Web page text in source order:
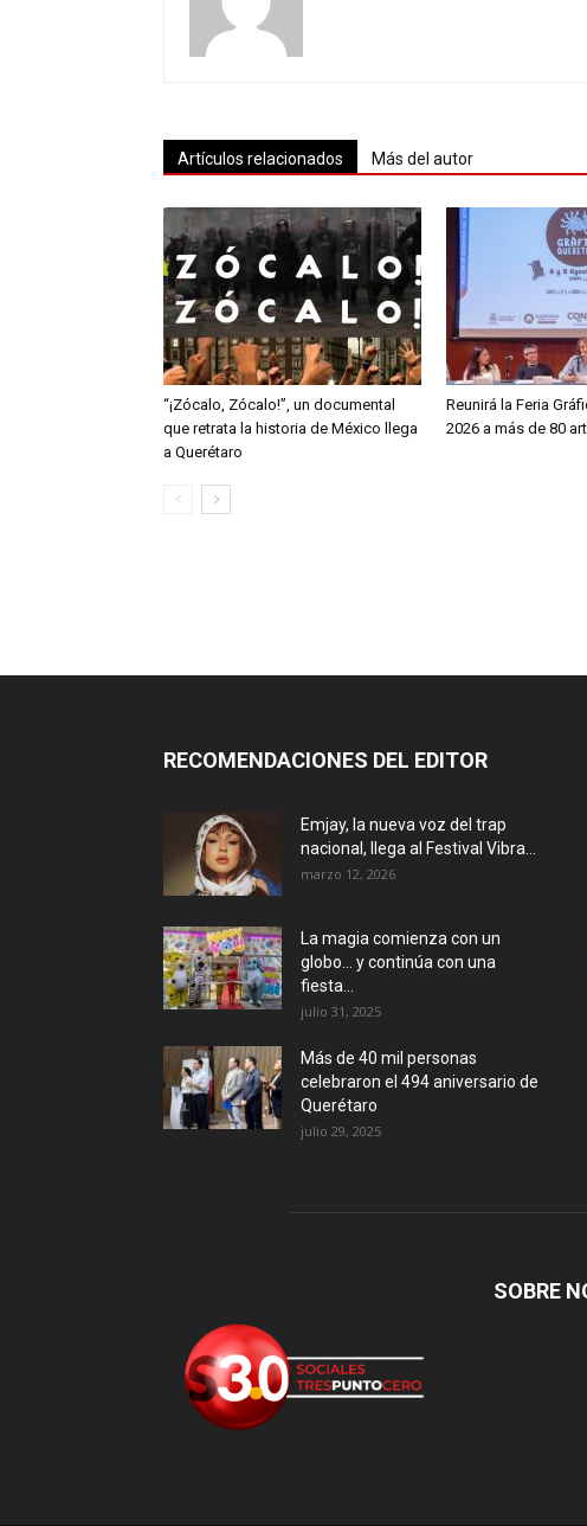
Artículos relacionados Más del autor
“¡Zócalo, Zócalo!”, un documental
que retrata la historia de México llega
a Querétaro
Reunirá la Feria
2026 a más de 80
RECOMENDACIONES DEL EDITOR
Emjay, la nueva voz del trap
nacional, llega al Festival Vibra...
marzo 12, 2026
La magia comienza con un
globo… y continúa con una
fiesta...
julio 31, 2025
Más de 40 mil personas
celebraron el 494 aniversario de
Querétaro
julio 29, 2025
SOBRE